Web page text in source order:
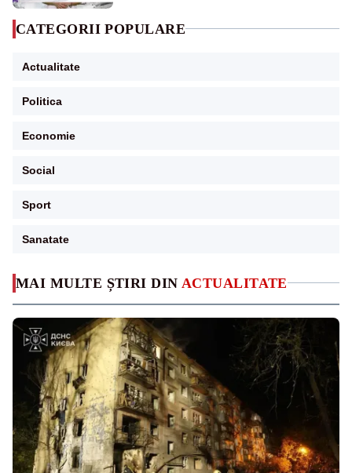
MAI MULTE ȘTIRI DIN ACTUALITATE
CATEGORII POPULARE
Actualitate
Politica
Economie
Social
Sport
Sanatate